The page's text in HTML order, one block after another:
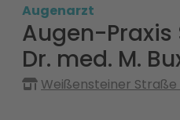
Augenarzt
Augen-Praxis
Dr. med. M.
Weißensteiner Straße